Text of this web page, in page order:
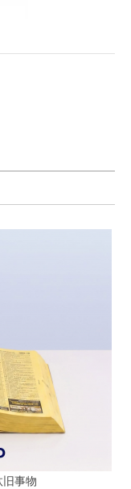
事物